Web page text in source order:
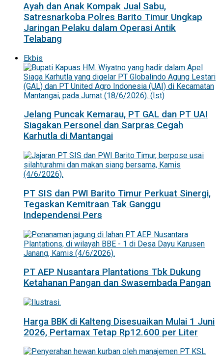
Ayah dan Anak Kompak Jual Sabu,
Satresnarkoba Polres Barito Timur Ungkap
Jaringan Pelaku dalam Operasi Antik
Telabang
Ekbis
Jelang Puncak Kemarau, PT GAL dan PT UAI
Siagakan Personel dan Sarpras Cegah
Karhutla di Mantangai
PT SIS dan PWI Barito Timur Perkuat Sinergi,
Tegaskan Kemitraan Tak Ganggu
Independensi Pers
PT AEP Nusantara Plantations Tbk Dukung
Ketahanan Pangan dan Swasembada Pangan
Harga BBK di Kalteng Disesuaikan Mulai 1 Juni
2026, Pertamax Tetap Rp12.600 per Liter